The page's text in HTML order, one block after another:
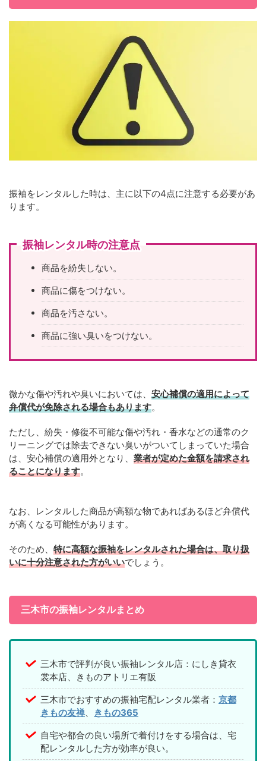
振袖をレンタルした時は、主に以下の4点に注意する必要があ
ります。
振袖レンタル時の注意点
商品を紛失しない。
商品に傷をつけない。
商品を汚さない。
商品に強い臭いをつけない。
微かな傷や汚れや臭いにおいては、 安心補償の適用によって
弁償代が免除される場合もあります。
ただし、紛失・修復不可能な傷や汚れ・香水などの通常のク
リーニングでは除去できない臭いがついてしまっていた場合
は、安心補償の適用外となり、 業者が定めた金額を請求され
ることになります。
なお、レンタルした商品が高額な物であればあるほど弁償代
が高くなる可能性があります。
そのため、 特に高額な振袖をレンタルされた場合は、取り扱
いに十分注意された方がいいでしょう。
三木市の振袖レンタルまとめ
三木市で評判が良い振袖レンタル店：にしき貸衣
裳本店、きものアトリエ有阪
三木市でおすすめの振袖宅配レンタル業者： 京都
きもの友禅
きもの365
自宅や都合の良い場所で着付けをする場合は、宅
配レンタルした方が効率が良い。